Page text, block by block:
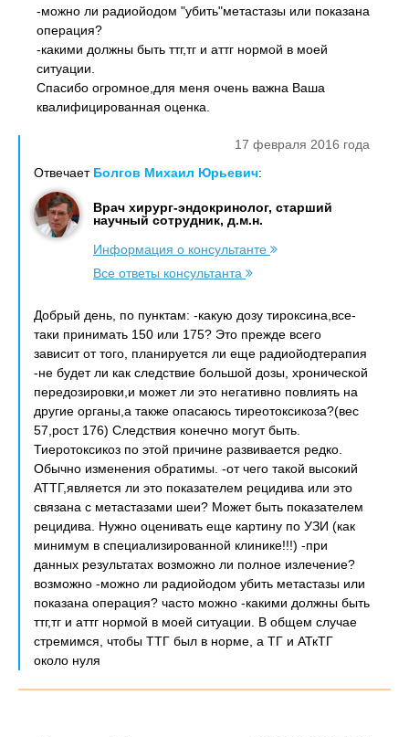
-можно ли радиойодом "убить"метастазы или показана
операция?
-какими должны быть ттг,тг и аттг нормой в моей
ситуации.
Спасибо огромное,для меня очень важна Ваша
квалифицированная оценка.
17 февраля 2016 года
Отвечает Болгов Михаил Юрьевич:
Врач хирург-эндокринолог, старший
научный сотрудник, д.м.н.
Информация о консультанте
Все ответы консультанта
Добрый день, по пунктам: -какую дозу тироксина,все-
таки принимать 150 или 175? Это прежде всего
зависит от того, планируется ли еще радиойодтерапия
-не будет ли как следствие большой дозы, хронической
передозировки,и может ли это негативно повлиять на
другие органы,а также опасаюсь тиреотоксикоза?(вес
57,рост 176) Следствия конечно могут быть.
Тиеротоксикоз по этой причине развивается редко.
Обычно изменения обратимы. -от чего такой высокий
АТТГ,является ли это показателем рецидива или это
связана с метастазами шеи? Может быть показателем
рецидива. Нужно оценивать еще картину по УЗИ (как
минимум в специализированной клинике!!!) -при
данных результатах возможно ли полное излечение?
возможно -можно ли радиойодом убить метастазы или
показана операция? часто можно -какими должны быть
ттг,тг и аттг нормой в моей ситуации. В общем случае
стремимся, чтобы ТТГ был в норме, а ТГ и АТкТГ
около нуля